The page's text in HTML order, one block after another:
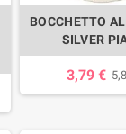
BOCCHETTO
SILVER
3,79 €